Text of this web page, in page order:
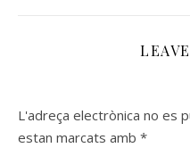
L'adreça electrònica no es
estan marcats amb *